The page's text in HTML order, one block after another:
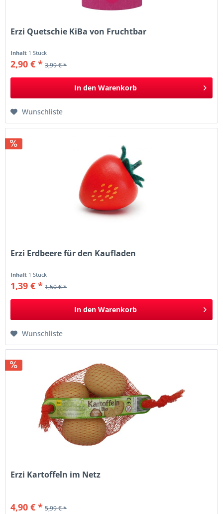
Erzi Quetschie KiBa von Fruchtbar
Inhalt 1 Stück
2,90 € * 3,99 € *
In den Warenkorb
Wunschliste
Erzi Erdbeere für den Kaufladen
Inhalt 1 Stück
1,39 € * 1,50 € *
In den Warenkorb
Wunschliste
Erzi Kartoffeln im Netz
4,90 € * 5,99 € *